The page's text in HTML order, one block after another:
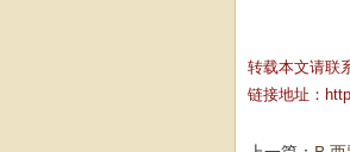
转载本文请联
链接地址：